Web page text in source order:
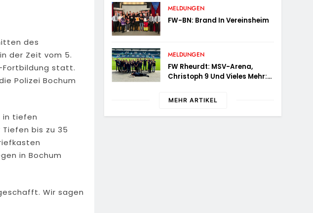
des
der Zeit vom 5.
Fortbildung statt.
Polizei Bochum
in tiefen
bis zu 35
in Bochum
Wir sagen
MELDUNGEN
FW-BN: Brand In Vereinsheim
MELDUNGEN
FW Rheurdt: MSV-Arena,
Christoph 9 Und Vieles Mehr:
Jugendfeuerwehr
MEHR ARTIKEL